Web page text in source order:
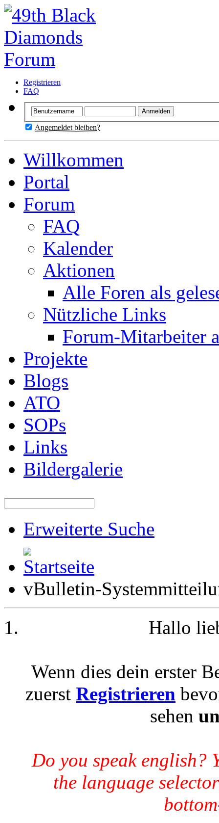
Registrieren
FAQ
Angemeldet bleiben?
Willkommen
Portal
Forum
FAQ
Kalender
Aktionen
Alle Foren als
Nützliche Links
Forum-Mitarbeiter
Projekte
Blogs
ATO
SOPs
Links
Bildergalerie
Erweiterte Suche
vBulletin-
Hallo
Wenn dies dein erster
zuerst Registrieren
sehen
Do you speak english?
the language